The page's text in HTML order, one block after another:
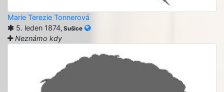
Marie Terezie Tonnerová
5. leden 1874 , Sušice
Neznámo kdy